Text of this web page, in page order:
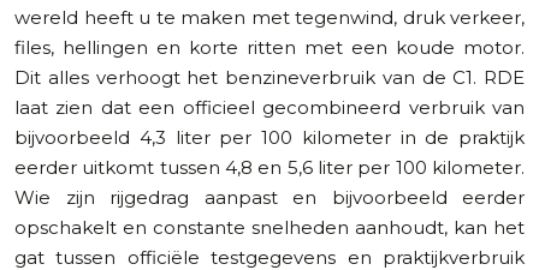
wereld heeft u te maken met tegenwind, druk verkeer,
files, hellingen en korte ritten met een koude motor.
Dit alles verhoogt het benzineverbruik van de C1. RDE
laat zien dat een officieel gecombineerd verbruik van
bijvoorbeeld 4,3 liter per 100 kilometer in de praktijk
eerder uitkomt tussen 4,8 en 5,6 liter per 100 kilometer.
Wie zijn rijgedrag aanpast en bijvoorbeeld eerder
opschakelt en constante snelheden aanhoudt, kan het
gat tussen officiële testgegevens en praktijkverbruik